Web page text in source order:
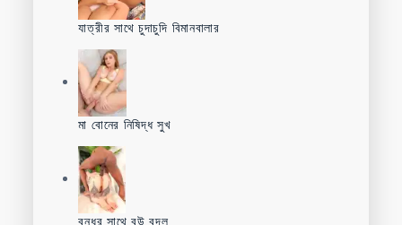
যাত্রীর সাথে চুদাচুদি বিমানবালার
মা বোনের নিষিদ্ধ সুখ